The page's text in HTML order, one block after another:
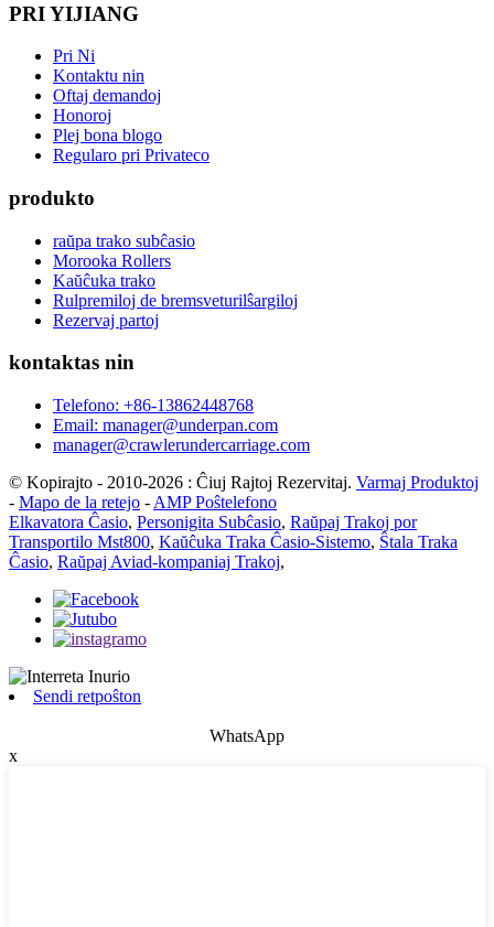
PRI YIJIANG
Pri Ni
Kontaktu nin
Oftaj demandoj
Honoroj
Plej bona blogo
Regularo pri Privateco
produkto
raŭpa trako subĉasio
Morooka Rollers
Kaŭĉuka trako
Rulpremiloj de bremsveturilŝargiloj
Rezervaj partoj
kontaktas nin
Telefono: +86-13862448768
Email: manager@underpan.com
manager@crawlerundercarriage.com
© Kopirajto - 2010-2026 : Ĉiuj Rajtoj Rezervitaj. Varmaj Produktoj
- Mapo de la retejo - AMP Poŝtelefono
Elkavatora Ĉasio, Personigita Subĉasio, Raŭpaj Trakoj por
Transportilo Mst800, Kaŭĉuka Traka Ĉasio-Sistemo, Ŝtala Traka
Ĉasio, Raŭpaj Aviad-kompaniaj Trakoj,
Sendi retpoŝton
WhatsApp
x